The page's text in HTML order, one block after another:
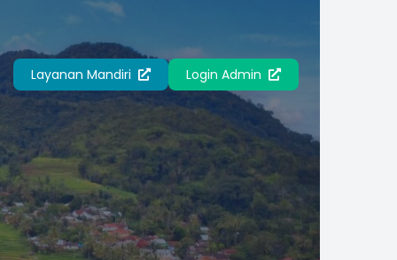
Layanan Mandiri Login Admin